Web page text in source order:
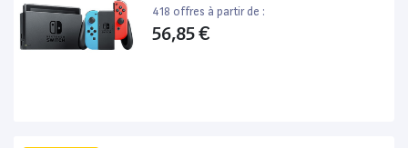
418 offres à partir de :
56,85 €